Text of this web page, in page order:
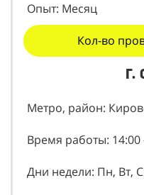
Опыт: Месяц
Кол-во
г.
Метро, район:
Время работы: 14:00
Дни недели: Пн, Вт,